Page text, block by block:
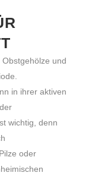
und
in ihrer aktiven
wichtig, denn
oder